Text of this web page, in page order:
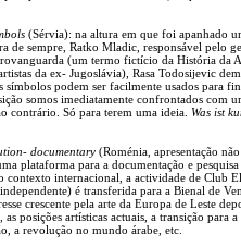
(Sérvia): na altura em que foi apanhado
de sempre, Ratko Mladic, responsável pelo
(um termo fictício da História da
da ex- Jugoslávia), Rasa Todosijevic
podem ser facilmente usados para
somos imediatamente confrontados com
contrário. Só para terem uma ideia. Was ist
documentary (Roménia, apresentação
plataforma para a documentação e pesquisa
contexto internacional, a actividade de Club
é transferida para a Bienal de
crescente pela arte da Europa de Leste
posições artísticas actuais, a transição para a
a revolução no mundo árabe, etc.